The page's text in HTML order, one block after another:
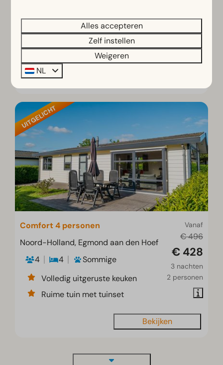
Eigen terras met meubilair en
parasol
Parkeerplaats bij de woning
UITGELICHT
Vanaf
€ 496
€ 428
3 nachten
2 personen
Comfort 4 personen
Noord-Holland, Egmond aan den Hoef
4
4
Sommige
Volledig uitgeruste keuken
Ruime tuin met tuinset
Bekijken
Alles accepteren
Zelf instellen
Weigeren
NL